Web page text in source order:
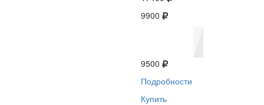
9900
9500
Подробности
Купить